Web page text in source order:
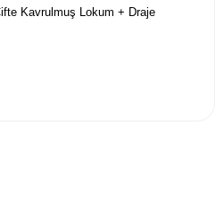
Kavrulmuş Lokum + Draje